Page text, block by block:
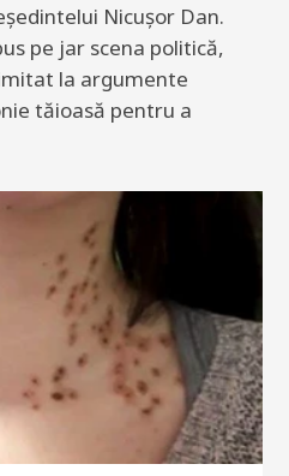
Nicușor Dan.
pe jar scena politică,
la argumente
tăioasă pentru a